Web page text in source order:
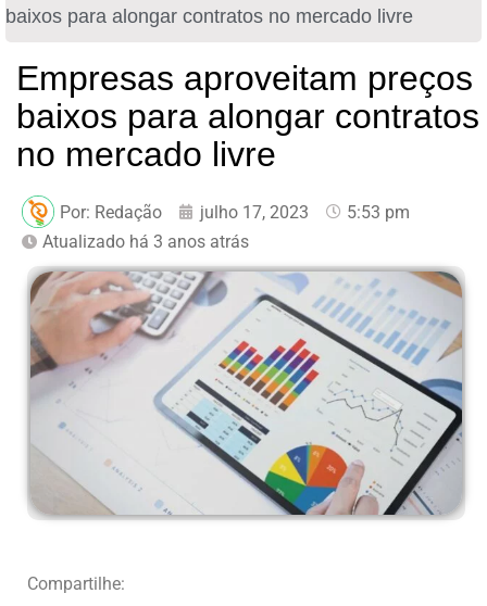
baixos para alongar contratos no mercado livre
Empresas aproveitam preços
baixos para alongar contratos
no mercado livre
Por: Redação julho 17, 2023
5:53 pm
Atualizado há 3 anos atrás
Compartilhe: